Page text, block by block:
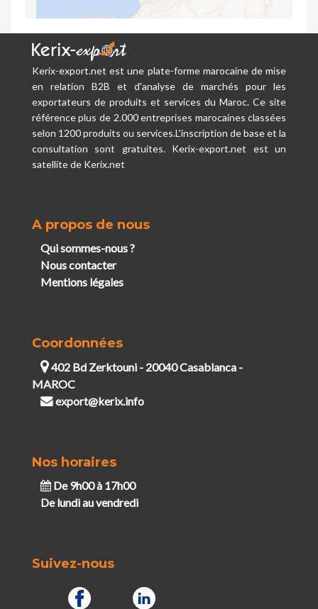
Kerix-export.net est une plate-forme marocaine de mise
en relation B2B et d'analyse de marchés pour les
exportateurs de produits et services du Maroc. Ce site
référence plus de 2.000 entreprises marocaines classées
selon 1200 produits ou services.L'inscription de base et la
consultation sont gratuites. Kerix-export.net est un
satellite de Kerix.net
A propos de nous
Qui sommes-nous ?
Nous contacter
Mentions légales
Coordonnées
402 Bd Zerktouni - 20040 Casablanca -
MAROC
export@kerix.info
Nos horaires
De 9h00 à 17h00
De lundi au vendredi
Suivez-nous